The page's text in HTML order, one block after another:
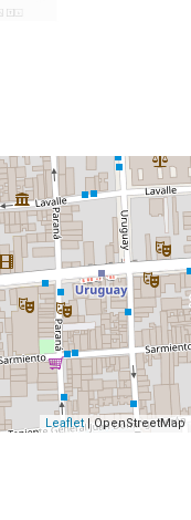
Leaflet| OpenStreetMap